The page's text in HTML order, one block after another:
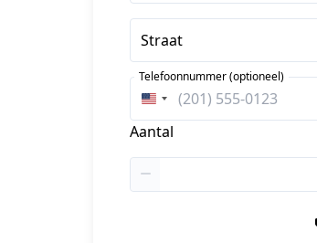
Straat
Verenigde
Staten
Telefoonnummer (optioneel)
Aantal